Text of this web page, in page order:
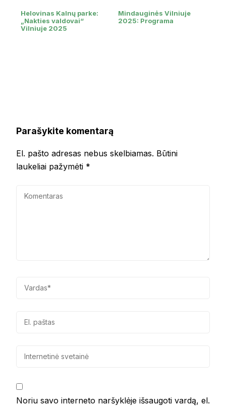
Helovinas Kalnų parke:
„Nakties valdovai“
Vilniuje 2025
Mindauginės Vilniuje
2025: Programa
Parašykite komentarą
El. pašto adresas nebus skelbiamas. Būtini
laukeliai pažymėti *
Noriu savo interneto naršyklėje išsaugoti vardą, el.